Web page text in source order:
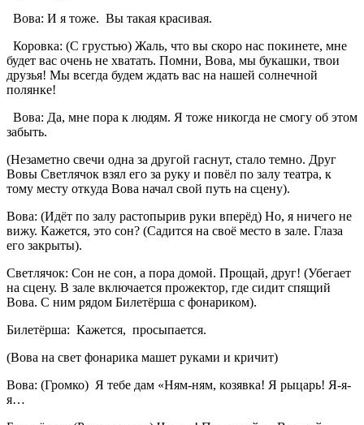
Вова: И я тоже. Вы такая красивая.
Коровка: (С грустью) Жаль, что вы скоро нас покинете, мне
будет вас очень не хватать. Помни, Вова, мы букашки, твои
друзья! Мы всегда будем ждать вас на нашей солнечной
полянке!
Вова: Да, мне пора к людям. Я тоже никогда не смогу об этом
забыть.
(Незаметно свечи одна за другой гаснут, стало темно. Друг
Вовы Светлячок взял его за руку и повёл по залу театра, к
тому месту откуда Вова начал свой путь на сцену).
Вова: (Идёт по залу растопырив руки вперёд) Но, я ничего не
вижу. Кажется, это сон? (Садится на своё место в зале. Глаза
его закрыты).
Светлячок: Сон не сон, а пора домой. Прощай, друг! (Убегает
на сцену. В зале включается прожектор, где сидит спящий
Вова. С ним рядом Билетёрша с фонариком).
Билетёрша: Кажется, просыпается.
(Вова на свет фонарика машет руками и кричит)
Вова: (Громко) Я тебе дам «Ням-ням, козявка! Я рыцарь! Я-я-
я…